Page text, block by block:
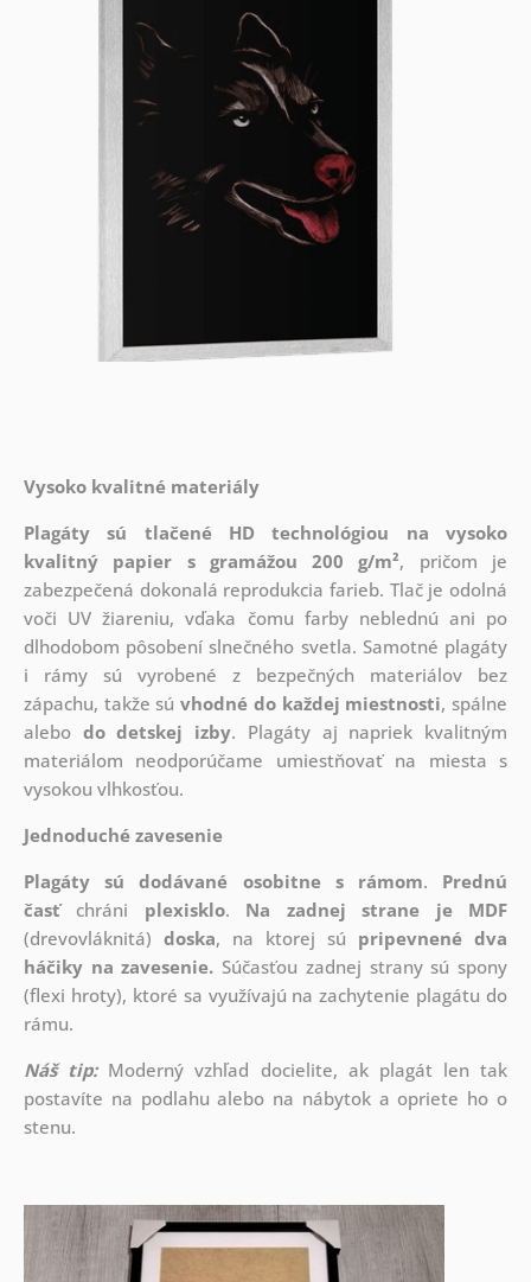
Vysoko kvalitné materiály
Plagáty sú tlačené HD technológiou na vysoko
kvalitný papier s gramážou 200 g/m², pričom je
zabezpečená dokonalá reprodukcia farieb. Tlač je odolná
voči UV žiareniu, vďaka čomu farby neblednú ani po
dlhodobom pôsobení slnečného svetla. Samotné plagáty
i rámy sú vyrobené z bezpečných materiálov bez
zápachu, takže súvhodné do každej miestnosti, spálne
alebo do detskej izby. Plagáty aj napriek kvalitným
materiálom neodporúčame umiestňovať na miesta s
vysokou vlhkosťou.
Jednoduché zavesenie
Plagáty sú dodávané osobitne s rámom. Prednú
časťchráni plexisklo. Na zadnej strane je
MDF
(drevovláknitá) doska, na ktorej sú pripevnené dva
háčiky na zavesenie.Súčasťou zadnej strany sú spony
(flexi hroty), ktoré sa využívajú na zachytenie plagátu do
rámu.
Náš tip: Moderný vzhľad docielite, ak plagát len tak
postavíte na podlahu alebo na nábytok a opriete ho o
stenu.